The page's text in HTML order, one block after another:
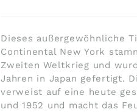
Dieses außergewöhnliche
Continental New York
Zweiten Weltkrieg und
Jahren in Japan gefertigt.
verweist auf eine heute
und 1952 und macht das